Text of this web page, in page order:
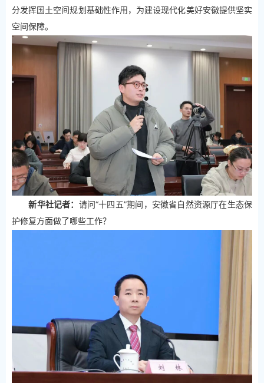
分发挥国土空间规划基础性作用，为建设现代化美好安徽提供坚实
空间保障。
新华社记者： 请问“十四五”期间，安徽省自然资源厅在生态保
护修复方面做了哪些工作？